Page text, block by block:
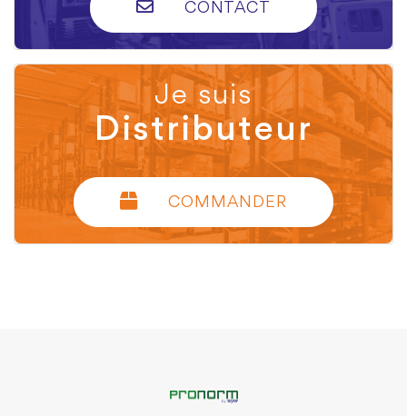
CONTACT
Je suis
Distributeur
COMMANDER